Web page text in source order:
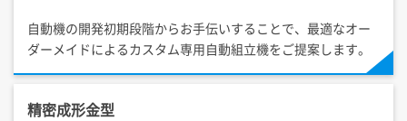
自動機の開発初期段階からお手伝いすることで、最適なオー
ダーメイドによるカスタム専用自動組立機をご提案します。
精密成形金型